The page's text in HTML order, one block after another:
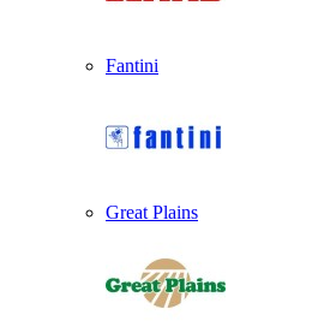
Fantini
Great Plains